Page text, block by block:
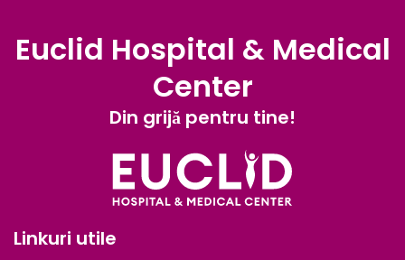
Euclid Hospital & Medical
Center
Din grijă pentru tine!
Linkuri utile